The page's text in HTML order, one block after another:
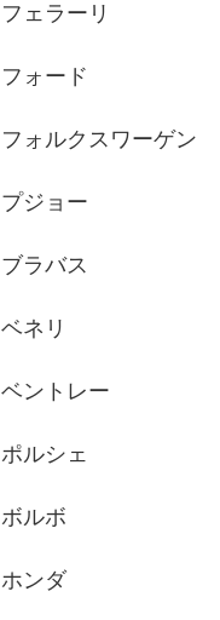
フェラーリ
フォード
フォルクスワーゲン
プジョー
ブラバス
ベネリ
ベントレー
ポルシェ
ボルボ
ホンダ